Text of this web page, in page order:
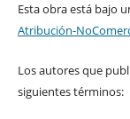
Esta obra está bajo
Atribución-
Los autores que
siguientes términos: